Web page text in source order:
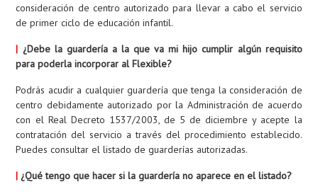
consideración de centro autorizado para llevar a cabo el servicio
de primer ciclo de educación infantil.
| ¿Debe la guardería a la que va mi hijo cumplir algún requisito
para poderla incorporar al Flexible?
Podrás acudir a cualquier guardería que tenga la consideración de
centro debidamente autorizado por la Administración de acuerdo
con el Real Decreto 1537/2003, de 5 de diciembre y acepte la
contratación del servicio a través del procedimiento establecido.
Puedes consultar el listado de guarderías autorizadas.
| ¿Qué tengo que hacer si la guardería no aparece en el listado?